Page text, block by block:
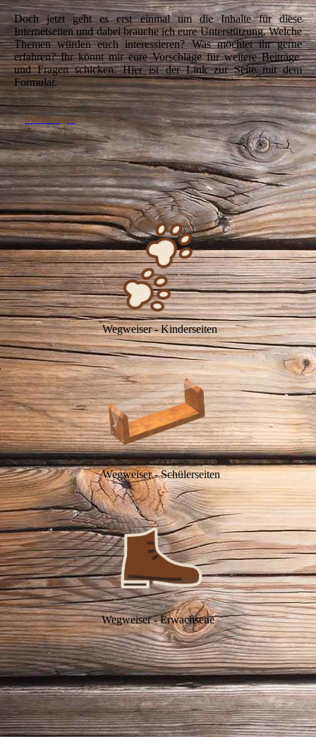
Doch jetzt geht es erst einmal um die Inhalte für diese
Internetseiten und dabei brauche ich eure Unterstützung. Welche
Themen würden euch interessieren? Was möchtet ihr gerne
erfahren? Ihr könnt mir eure Vorschläge für weitere Beiträge
und Fragen schicken. Hier ist der Link zur Seite mit dem
Formular.
Mitteilungen
Wegweiser - Kinderseiten
Wegweiser - Schülerseiten
Wegweiser - Erwachsene